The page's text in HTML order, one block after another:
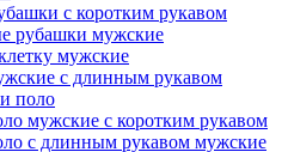
с коротким рукавом
рубашки мужские
мужские
с длинным рукавом
поло
мужские с коротким рукавом
с длинным рукавом мужские